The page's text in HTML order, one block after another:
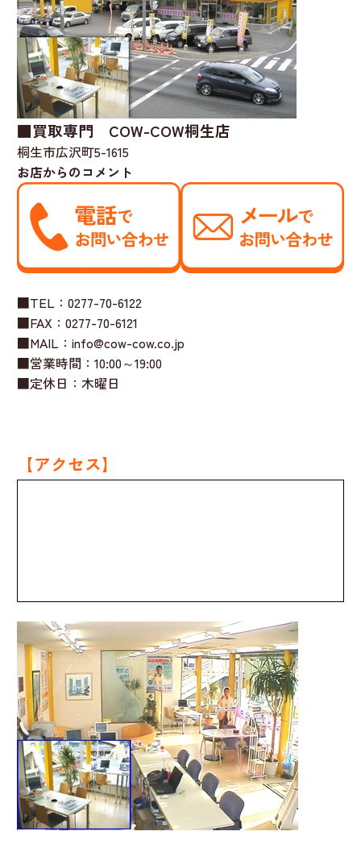
■買取専門 COW-COW桐生店
桐生市広沢町5-1615
お店からのコメント
■TEL：0277-70-6122
■FAX：0277-70-6121
■MAIL：info@cow-cow.co.jp
■営業時間：10:00～19:00
■定休日：木曜日
【アクセス】